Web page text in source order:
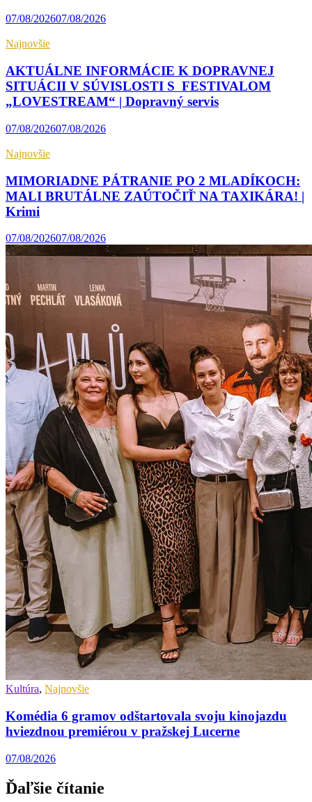
07/08/202607/08/2026
Najnovšie
AKTUÁLNE INFORMÁCIE K DOPRAVNEJ
SITUÁCII V SÚVISLOSTI S FESTIVALOM
„LOVESTREAM“ | Dopravný servis
07/08/202607/08/2026
Najnovšie
MIMORIADNE PÁTRANIE PO 2 MLADÍKOCH:
MALI BRUTÁLNE ZAÚTOČIŤ NA TAXIKÁRA! |
Krimi
07/08/202607/08/2026
Kultúra, Najnovšie
Komédia 6 gramov odštartovala svoju kinojazdu
hviezdnou premiérou v pražskej Lucerne
07/08/2026
Ďaľšie čítanie